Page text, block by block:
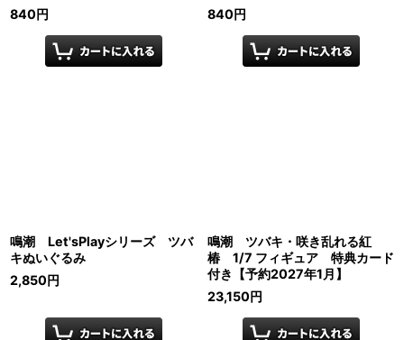
840円
840円
鳴潮 Let'sPlayシリーズ ツバ
キぬいぐるみ
2,850円
鳴潮 ツバキ・咲き乱れる紅
椿 1/7 フィギュア 特典カード
付き【予約2027年1月】
23,150円